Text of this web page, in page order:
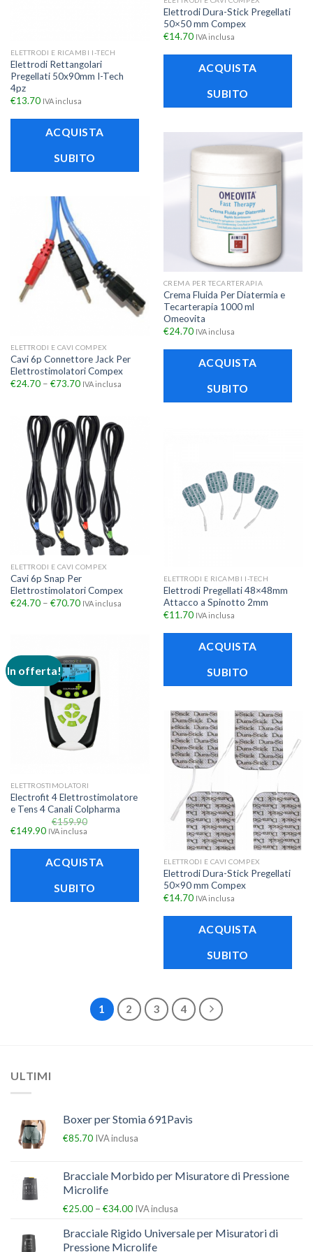
Elettrodi Dura-Stick Pregellati
50×50 mm Compex
€14.70 IVA inclusa
ACQUISTA
SUBITO
ELETTRODI E RICAMBI I-TECH
Elettrodi Rettangolari
Pregellati 50x90mm I-Tech
4pz
€13.70 IVA inclusa
ACQUISTA
SUBITO
CREMA PER TECARTERAPIA
Crema Fluida Per Diatermia e
Tecarterapia 1000 ml
Omeovita
€24.70 IVA inclusa
ACQUISTA
SUBITO
ELETTRODI E CAVI COMPEX
Cavi 6p Connettore Jack Per
Elettrostimolatori Compex
€24.70– €73.70 IVA inclusa
ELETTRODI E CAVI COMPEX
Cavi 6p Snap Per
Elettrostimolatori Compex
€24.70– €70.70 IVA inclusa
ELETTRODI E RICAMBI I-TECH
Elettrodi Pregellati 48×48mm
Attacco a Spinotto 2mm
€11.70 IVA inclusa
ACQUISTA
SUBITO
In offerta!
ELETTROSTIMOLATORI
Electrofit 4 Elettrostimolatore
e Tens 4 Canali Colpharma
€159.90
€149.90 IVA inclusa
ACQUISTA
SUBITO
ELETTRODI E CAVI COMPEX
Elettrodi Dura-Stick Pregellati
50×90 mm Compex
€14.70 IVA inclusa
ACQUISTA
SUBITO
1 2 3 4
ULTIMI
Boxer per Stomia 691Pavis
€85.70 IVA inclusa
Bracciale Morbido per Misuratore di Pressione
Microlife
€25.00 – €34.00 IVA inclusa
Bracciale Rigido Universale per Misuratori di
Pressione Microlife